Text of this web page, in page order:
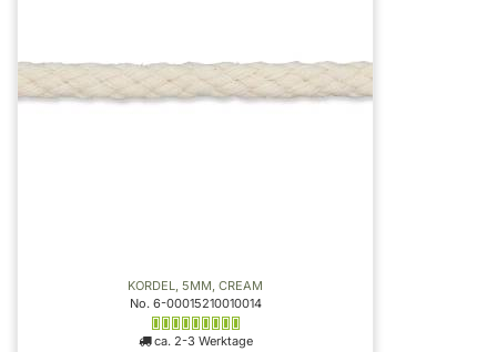
KORDEL, 5MM, CREAM
No. 6-00015210010014
ca. 2-3 Werktage